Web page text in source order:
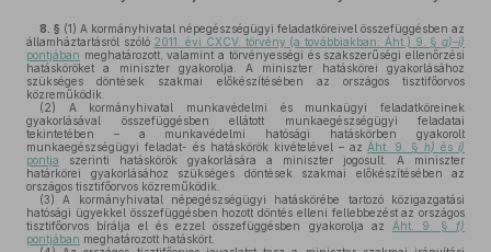
8. § (1) A kormányhivatal népegészségügyi feladatköreivel összefüggésben az
államháztartásról szóló 2011. évi CXCV. törvény (a továbbiakban: Áht.) 9. §g)–i)
pontjában meghatározott, valamint a törvényességi és szakszerűségi ellenőrzési
hatásköröket a miniszter gyakorolja. A miniszter hatáskörei gyakorlásához
szükséges döntések szakmai előkészítésében az országos tisztifőorvos
közreműködik.
(2) A kormányhivatal munkavédelmi és munkaügyi feladatköreinek
gyakorlásával összefüggésben ellátott munkaegészségügyi feladatai
tekintetében – a munkavédelmi hatósági hatáskörben gyakorolt
munkaegészségügyi feladat- és hatáskörök kivételével – az Áht. 9. §h) ési)
pontja szerinti hatáskörök gyakorlására a miniszter jogosult. A miniszter
határkörei gyakorlásához szükséges döntések szakmai előkészítésében az
országos tisztifőorvos közreműködik.
(3) A kormányhivatal népegészségügyi hatáskörébe tartozó közigazgatási
hatósági ügyekkel összefüggésben hozott döntés elleni fellebbezést az országos
tisztifőorvos bírálja el és ezzel összefüggésben gyakorolja az
Áht. 9. §f)
pontjában meghatározott hatáskört.